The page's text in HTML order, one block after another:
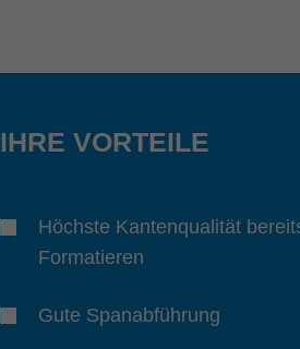
IHRE VORTEILE
Höchste Kantenqualität
Formatieren
Gute Spanabführung